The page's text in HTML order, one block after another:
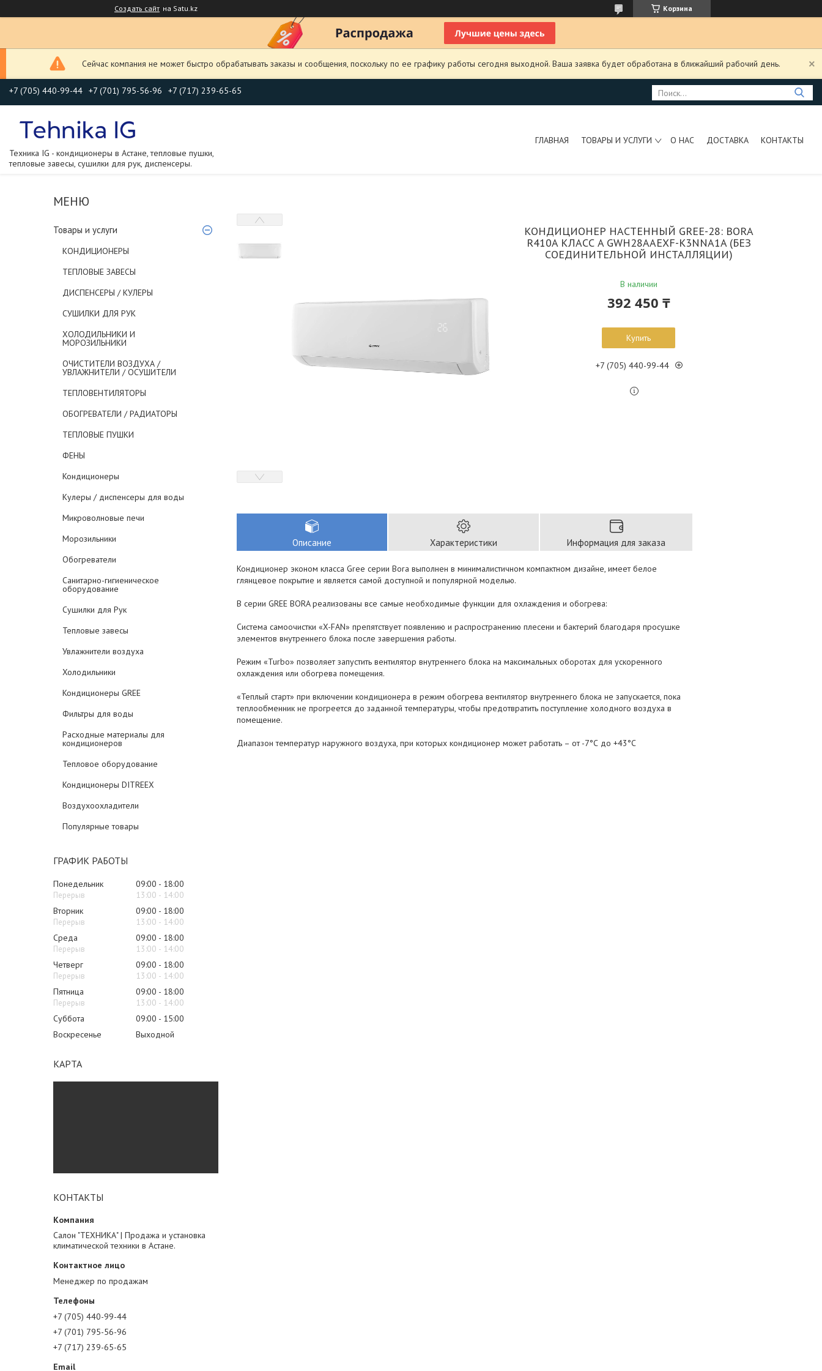
Создать сайт на Satu.kz Корзина
Сейчас компания не может быстро обрабатывать заказы и сообщения, поскольку по ее графику работы сегодня выходной. Ваша заявка будет обработана в ближайший рабочий день.
+7 (705) 440-99-44 +7 (701) 795-56-96 +7 (717) 239-65-65
Техника IG - кондиционеры в Астане, тепловые пушки,
тепловые завесы, сушилки для рук, диспенсеры.
ГЛАВНАЯ ТОВАРЫ И УСЛУГИ О НАС ДОСТАВКА КОНТАКТЫ
Товары и услуги
КОНДИЦИОНЕРЫ
ТЕПЛОВЫЕ ЗАВЕСЫ
ДИСПЕНСЕРЫ / КУЛЕРЫ
СУШИЛКИ ДЛЯ РУК
ХОЛОДИЛЬНИКИ И
МОРОЗИЛЬНИКИ
ОЧИСТИТЕЛИ ВОЗДУХА /
УВЛАЖНИТЕЛИ / ОСУШИТЕЛИ
ТЕПЛОВЕНТИЛЯТОРЫ
ОБОГРЕВАТЕЛИ / РАДИАТОРЫ
ТЕПЛОВЫЕ ПУШКИ
ФЕНЫ
Кондиционеры
Кулеры / диспенсеры для воды
Микроволновые печи
Морозильники
Обогреватели
Санитарно-гигиеническое
оборудование
Сушилки для Рук
Тепловые завесы
Увлажнители воздуха
Холодильники
Кондиционеры GREE
Фильтры для воды
Расходные материалы для
кондиционеров
Тепловое оборудование
Кондиционеры DITREEX
Воздухоохладители
Популярные товары
ГРАФИК РАБОТЫ
Понедельник 09:00
18:00
13:00
14:00
Вторник
09:00
18:00
13:00
14:00
Среда
09:00
18:00
13:00
14:00
Четверг
09:00
18:00
13:00
14:00
Пятница
09:00
18:00
13:00
14:00
Суббота
09:00
15:00
Воскресенье
Выходной
КАРТА
КОНТАКТЫ
Салон "ТЕХНИКА" | Продажа и установка
климатической техники в Астане.
Менеджер по продажам
+7 (705) 440-99-44
+7 (701) 795-56-96
+7 (717) 239-65-65
КОНДИЦИОНЕР НАСТЕННЫЙ GREE-28: BORA
R410A КЛАСС A GWH28AAEXF-K3NNA1A (БЕЗ
СОЕДИНИТЕЛЬНОЙ ИНСТАЛЛЯЦИИ)
В наличии
392 450 ₸
Купить
+7 (705) 440-99-44
Описание Характеристики Информация для заказа
Кондиционер эконом класса Gree серии Bora выполнен в минималистичном компактном дизайне, имеет белое
глянцевое покрытие и является самой доступной и популярной моделью.
В серии GREE BORA реализованы все самые необходимые функции для охлаждения и обогрева:
Система самоочистки «X-FAN» препятствует появлению и распространению плесени и бактерий благодаря просушке
элементов внутреннего блока после завершения работы.
Режим «Turbo» позволяет запустить вентилятор внутреннего блока на максимальных оборотах для ускоренного
охлаждения или обогрева помещения.
«Теплый старт» при включении кондиционера в режим обогрева вентилятор внутреннего блока не запускается, пока
теплообменник не прогреется до заданной температуры, чтобы предотвратить поступление холодного воздуха в
помещение.
Диапазон температур наружного воздуха, при которых кондиционер может работать – от -7°С до +43°С